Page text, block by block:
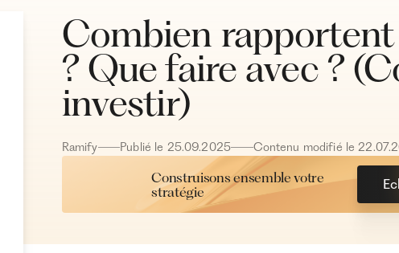
Combien
? Que faire avec ?
investir)
Ramify Publié le 25.09.2025 Contenu modifié le22.07.
Construisons ensemble votre
stratégie